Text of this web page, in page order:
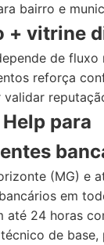
bairro e
+ vitrine
de fluxo
reforça
para
(MG) e
em
até 24 horas
de